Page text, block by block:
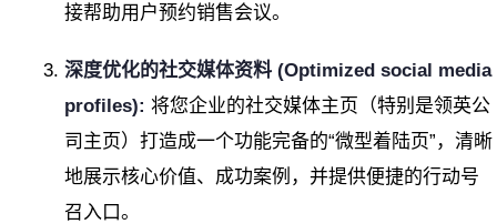
接帮助用户预约销售会议。
深度优化的社交媒体资料 (Optimized social media
profiles): 将您企业的社交媒体主页（特别是领英公
司主页）打造成一个功能完备的“微型着陆页”，清晰
地展示核心价值、成功案例，并提供便捷的行动号
召入口。